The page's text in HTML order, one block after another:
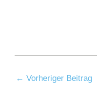
← Vorheriger Beitrag